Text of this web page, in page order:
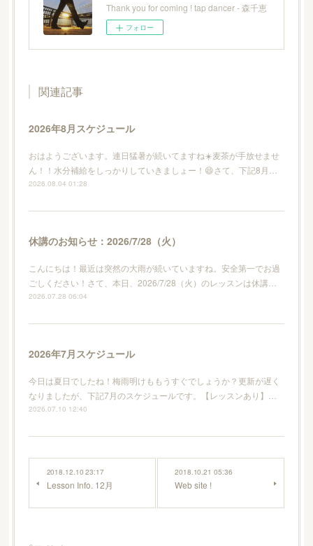
Thank you for coming ! tap dancer - 森千恵
フォロー
関連記事
2026年8月スケジュール
おはようございます。連日猛暑が続いてますね☀️麦茶が手放せませ
ん！！水分補給をしっかりしていきましょー！😄さて、下記8月…
2026.08.04 01:28
休講のお知らせ：2026/7/28（火）
こんにちは！最近は突然の大雨が続いていますね。安全第一でお過
ごしください！さて、本日、2026/7/28（火）のレッスンは休講…
2026.07.28 06:04
2026年7月スケジュール
今日は夏日でしたね！梅雨明けももうすぐでしょうか？更新が遅く
なりましたが、下記7月のスケジュールです。【レッスンあり】…
2026.07.10 12:40
2018.12.10 23:17
Lesson Info. 12月
2018.10.21 05:36
Web site !